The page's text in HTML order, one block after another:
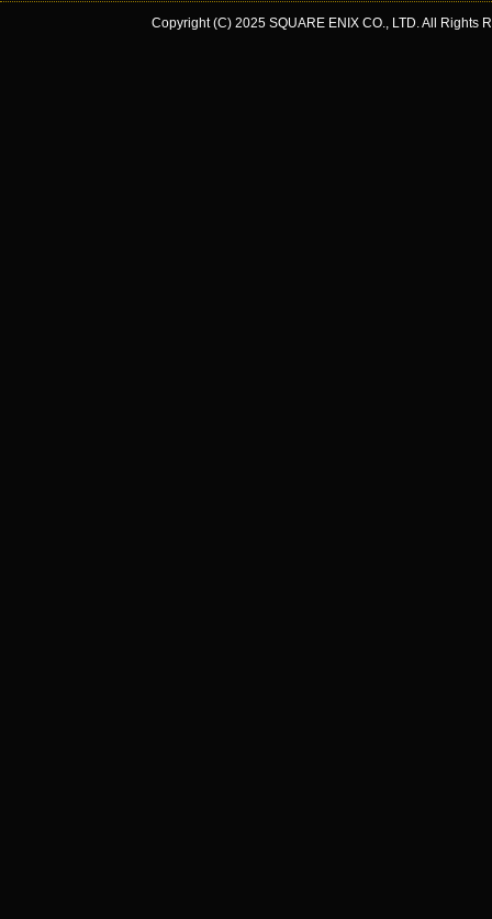
Copyright (C) 2025 SQUARE ENIX CO., LTD. All Rights